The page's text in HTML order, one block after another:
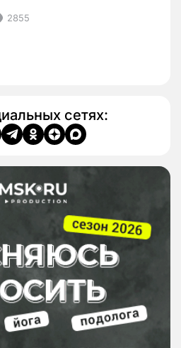
2855
сетях: